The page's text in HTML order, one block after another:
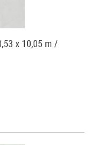
x 10,05 m /